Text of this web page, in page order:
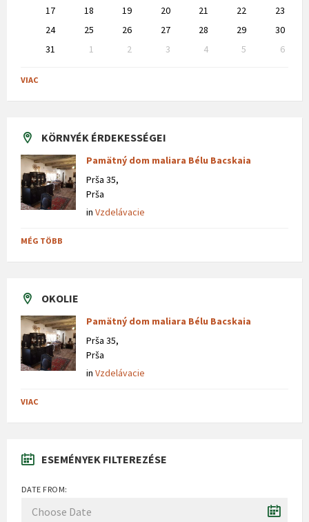
17 18 19 20 21 22
23
24
25 26 27 28 29
30
31
1 2 3 4 5
6
to
calendar
VIAC
KÖRNYÉK ÉRDEKESSÉGEI
Pamätný dom maliara Bélu Bacskaia
Prša 35,
Prša
in Vzdelávacie
MÉG TÖBB
OKOLIE
Pamätný dom maliara Bélu Bacskaia
Prša 35,
Prša
in Vzdelávacie
VIAC
ESEMÉNYEK FILTEREZÉSE
DATE FROM: